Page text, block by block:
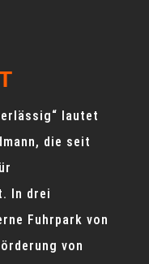
lautet
die seit
In drei
Fuhrpark von
von